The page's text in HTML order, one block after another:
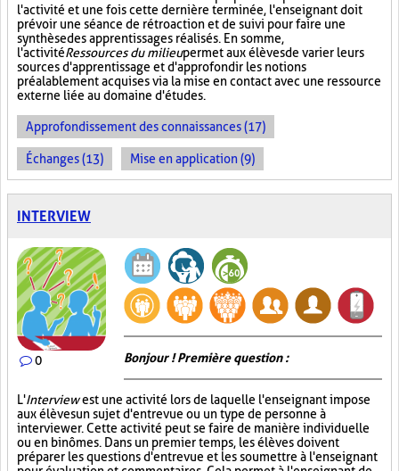
l'activité et une fois cette dernière terminée, l'enseignant doit
prévoir une séance de rétroaction et de suivi pour faire une
synthèse des apprentissages réalisés. En somme,
l'activitéRessources du milieupermet aux élèves de varier leurs
sources d'apprentissage et d'approfondir les notions
préalablement acquises via la mise en contact avec une ressource
externe liée au domaine d'études.
Approfondissement des connaissances (17)
Échanges (13) Mise en application (9)
INTERVIEW
0 Bonjour ! Première question :
L'Interviewest une activité lors de laquelle l'enseignant impose
aux élèves un sujet d'entrevue ou un type de personne à
interviewer. Cette activité peut se faire de manière individuelle
ou en binômes. Dans un premier temps, les élèves doivent
préparer les questions d'entrevue et les soumettre à l'enseignant